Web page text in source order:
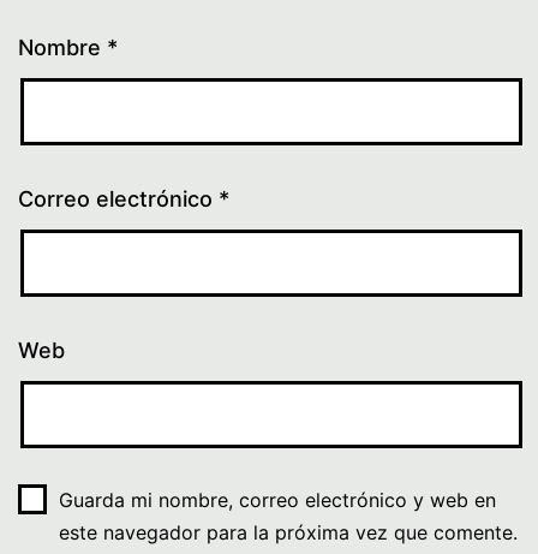
Nombre *
Correo electrónico *
Web
Guarda mi nombre, correo electrónico y web en
este navegador para la próxima vez que comente.